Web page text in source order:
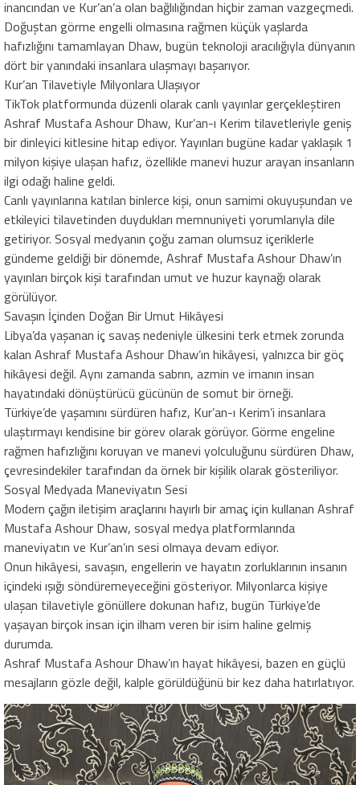
inancından ve Kur’an’a olan bağlılığından hiçbir zaman vazgeçmedi.
Doğuştan görme engelli olmasına rağmen küçük yaşlarda
hafızlığını tamamlayan Dhaw, bugün teknoloji aracılığıyla dünyanın
dört bir yanındaki insanlara ulaşmayı başarıyor.
Kur’an Tilavetiyle Milyonlara Ulaşıyor
TikTok platformunda düzenli olarak canlı yayınlar gerçekleştiren
Ashraf Mustafa Ashour Dhaw, Kur’an-ı Kerim tilavetleriyle geniş
bir dinleyici kitlesine hitap ediyor. Yayınları bugüne kadar yaklaşık 1
milyon kişiye ulaşan hafız, özellikle manevi huzur arayan insanların
ilgi odağı haline geldi.
Canlı yayınlarına katılan binlerce kişi, onun samimi okuyuşundan ve
etkileyici tilavetinden duydukları memnuniyeti yorumlarıyla dile
getiriyor. Sosyal medyanın çoğu zaman olumsuz içeriklerle
gündeme geldiği bir dönemde, Ashraf Mustafa Ashour Dhaw’ın
yayınları birçok kişi tarafından umut ve huzur kaynağı olarak
görülüyor.
Savaşın İçinden Doğan Bir Umut Hikâyesi
Libya’da yaşanan iç savaş nedeniyle ülkesini terk etmek zorunda
kalan Ashraf Mustafa Ashour Dhaw’ın hikâyesi, yalnızca bir göç
hikâyesi değil. Aynı zamanda sabrın, azmin ve imanın insan
hayatındaki dönüştürücü gücünün de somut bir örneği.
Türkiye’de yaşamını sürdüren hafız, Kur’an-ı Kerim’i insanlara
ulaştırmayı kendisine bir görev olarak görüyor. Görme engeline
rağmen hafızlığını koruyan ve manevi yolculuğunu sürdüren Dhaw,
çevresindekiler tarafından da örnek bir kişilik olarak gösteriliyor.
Sosyal Medyada Maneviyatın Sesi
Modern çağın iletişim araçlarını hayırlı bir amaç için kullanan Ashraf
Mustafa Ashour Dhaw, sosyal medya platformlarında
maneviyatın ve Kur’an’ın sesi olmaya devam ediyor.
Onun hikâyesi, savaşın, engellerin ve hayatın zorluklarının insanın
içindeki ışığı söndüremeyeceğini gösteriyor. Milyonlarca kişiye
ulaşan tilavetiyle gönüllere dokunan hafız, bugün Türkiye’de
yaşayan birçok insan için ilham veren bir isim haline gelmiş
durumda.
Ashraf Mustafa Ashour Dhaw’ın hayat hikâyesi, bazen en güçlü
mesajların gözle değil, kalple görüldüğünü bir kez daha hatırlatıyor.